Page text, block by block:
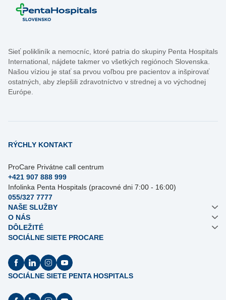
Sieť polikliník a nemocníc, ktoré patria do skupiny Penta Hospitals
International, nájdete takmer vo všetkých regiónoch Slovenska.
Našou víziou je stať sa prvou voľbou pre pacientov a inšpirovať
ostatných, aby zlepšili zdravotníctvo v strednej a vo východnej
Európe.
RÝCHLY KONTAKT
ProCare Privátne call centrum
+421 907 888 999
Infolinka Penta Hospitals (pracovné dni 7:00 - 16:00)
055/327 7777
NAŠE SLUŽBY
O NÁS
DÔLEŽITÉ
SOCIÁLNE SIETE PROCARE
SOCIÁLNE SIETE PENTA HOSPITALS